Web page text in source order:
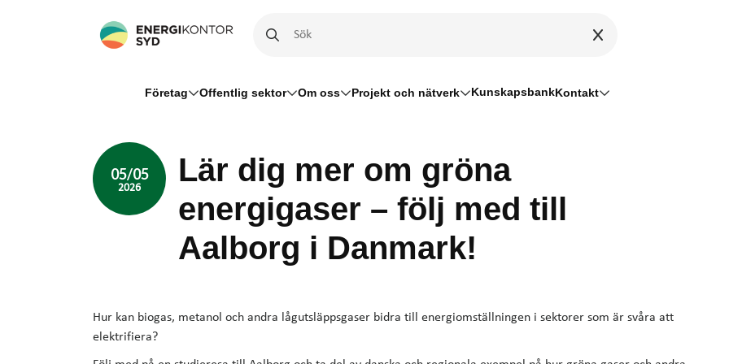
Företag Offentlig sektor Om oss Projekt och nätverk KunskapsbankKontakt
05/05
2026
Lär dig mer om gröna
energigaser – följ med till
Aalborg i Danmark!
Hur kan biogas, metanol och andra lågutsläppsgaser bidra till energiomställningen i sektorer som är svåra att
elektrifiera?